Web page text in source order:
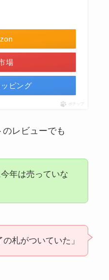
場
ピング
ポチップ
レビューでも
年は売っていな
の札がついていた」